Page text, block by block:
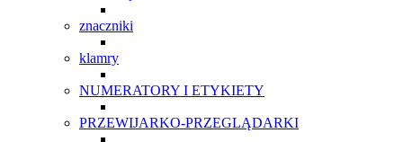
znaczniki
klamry
NUMERATORY I ETYKIETY
PRZEWIJARKO-PRZEGLĄDARKI